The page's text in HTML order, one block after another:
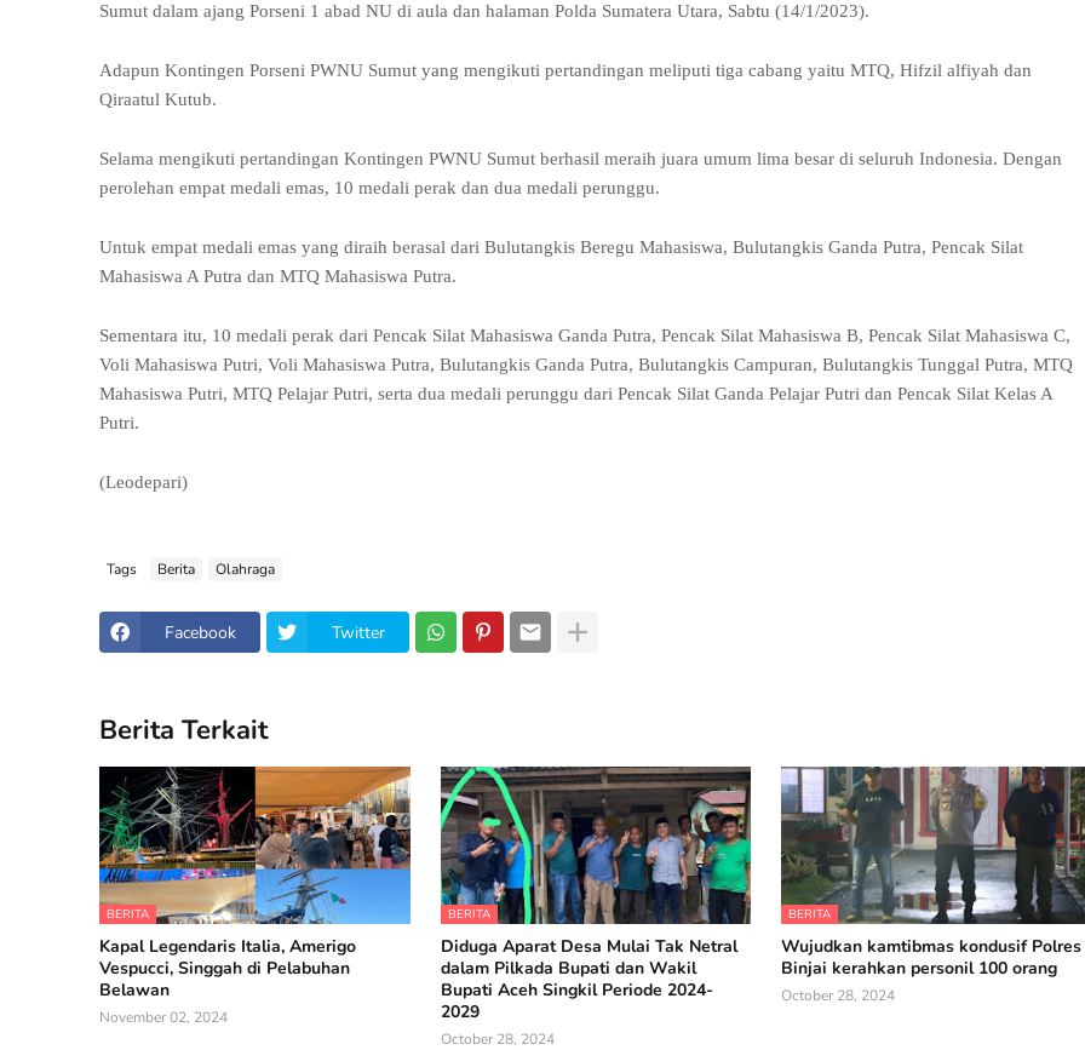
Sumut dalam ajang Porseni 1 abad NU di aula dan halaman Polda Sumatera Utara, Sabtu (14/1/2023).
Adapun Kontingen Porseni PWNU Sumut yang mengikuti pertandingan meliputi tiga cabang yaitu MTQ, Hifzil alfiyah dan
Qiraatul Kutub.
Selama mengikuti pertandingan Kontingen PWNU Sumut berhasil meraih juara umum lima besar di seluruh Indonesia. Dengan
perolehan empat medali emas, 10 medali perak dan dua medali perunggu.
Untuk empat medali emas yang diraih berasal dari Bulutangkis Beregu Mahasiswa, Bulutangkis Ganda Putra, Pencak Silat
Mahasiswa A Putra dan MTQ Mahasiswa Putra.
Sementara itu, 10 medali perak dari Pencak Silat Mahasiswa Ganda Putra, Pencak Silat Mahasiswa B, Pencak Silat Mahasiswa C,
Voli Mahasiswa Putri, Voli Mahasiswa Putra, Bulutangkis Ganda Putra, Bulutangkis Campuran, Bulutangkis Tunggal Putra, MTQ
Mahasiswa Putri, MTQ Pelajar Putri, serta dua medali perunggu dari Pencak Silat Ganda Pelajar Putri dan Pencak Silat Kelas A
Putri.
(Leodepari)
Tags Berita Olahraga
Facebook Twitter
Berita Terkait
BERITA
Kapal Legendaris Italia, Amerigo
Vespucci, Singgah di Pelabuhan
Belawan
November 02, 2024
BERITA
Diduga Aparat Desa Mulai Tak Netral
dalam Pilkada Bupati dan Wakil
Bupati Aceh Singkil Periode 2024-
2029
October 28, 2024
BERITA
Wujudkan kamtibmas kondusif Polres
Binjai kerahkan personil 100 orang
October 28, 2024